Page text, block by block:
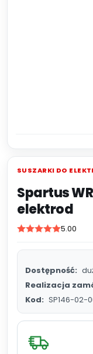
SUSZARKI DO
Spartus
elektrod
5.00
Dostępność:
Realizacja
Kod: SP146-02-